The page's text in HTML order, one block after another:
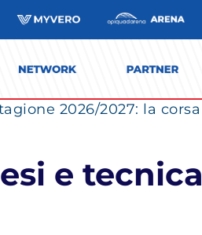
e tecnica